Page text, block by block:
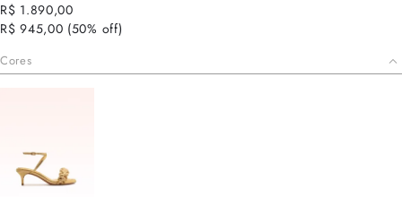
R$ 1.890,00
R$ 945,00 (50% off)
Cores